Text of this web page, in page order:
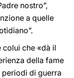
nostro”,
a quelle
colui che «dà il
della fame
periodi di guerra